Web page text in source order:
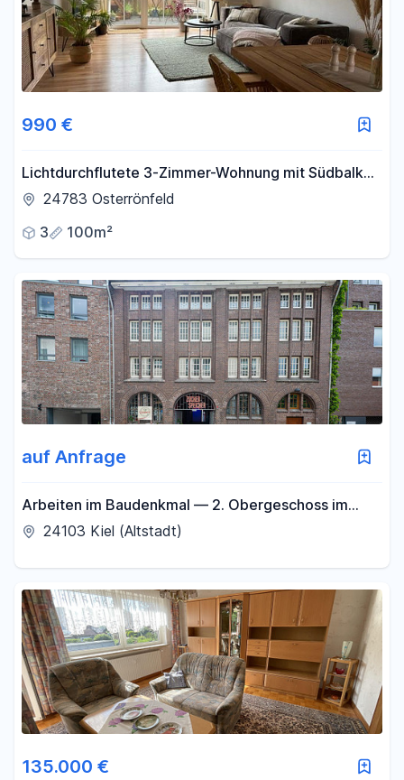
990 €
Lichtdurchflutete 3-Zimmer-Wohnung mit Südbalkon
– mit energetisch neuen Fenstern / 3 min zum Kanal
24783 Osterrönfeld
3
100m²
auf Anfrage
Arbeiten im Baudenkmal — 2. Obergeschoss im
Zuckerspeicher Kiel
24103 Kiel (Altstadt)
135.000 €